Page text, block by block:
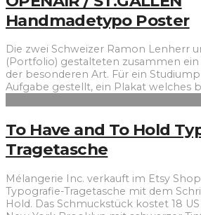
Handmadetypo Poster
Die zwei Schweizer Ramon Lenherr
(Portfolio) gestalteten zusammen
der besonderen Art. Für ein
Aufgabe gestellt, ein Plakat welches
To Have and To Hold
Tragetasche
Mélangerie Inc. verkauft im Etsy
Typografie-Tragetasche mit dem
Hold. Das Schmuckstück kostet 18